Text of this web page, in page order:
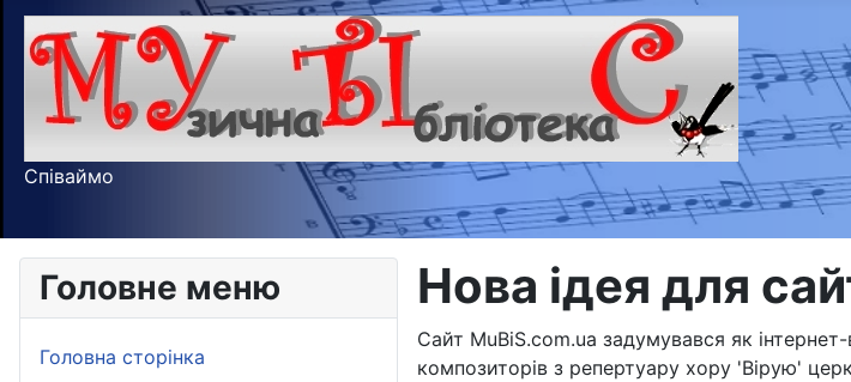
Співаймо
Головне меню
Головна сторінка
Нова ідея для
Сайт MuBiS.com.ua задумувався як
композиторів з репертуару хору 'Вірую'